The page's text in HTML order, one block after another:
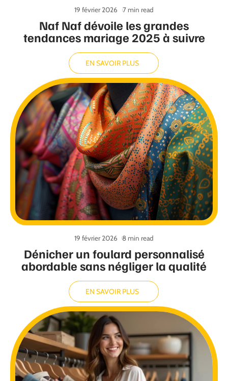
Naf Naf dévoile les grandes
tendances mariage 2025 à suivre
19 février 2026 7 min read
EN SAVOIR PLUS
Dénicher un foulard personnalisé
abordable sans négliger la qualité
19 février 2026 8 min read
EN SAVOIR PLUS